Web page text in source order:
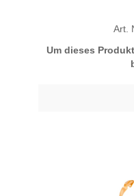
Art.
Um dieses